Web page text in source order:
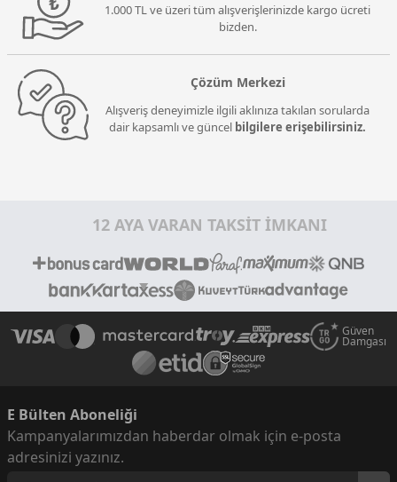
1.000 TL ve üzeri tüm alışverişlerinizde kargo ücreti
bizden.
Çözüm Merkezi
Alışveriş deneyimizle ilgili aklınıza takılan sorularda
dair kapsamlı ve güncel bilgilere erişebilirsiniz.
12 AYA VARAN TAKSİT İMKANI
Güven
Damgası
E Bülten Aboneliği
Kampanyalarımızdan haberdar olmak için e-posta
adresinizi yazınız.